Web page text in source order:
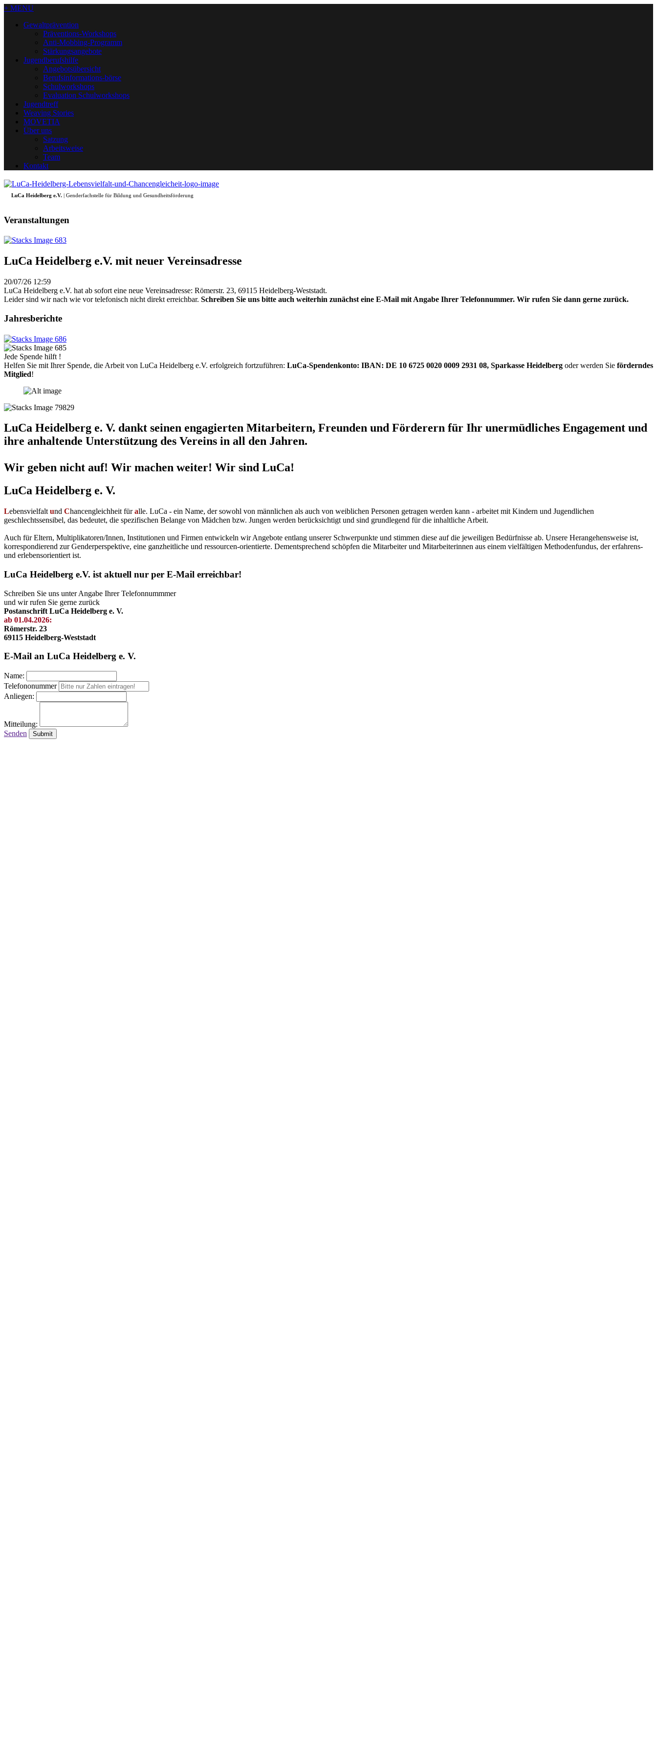
+ MENU
Gewaltprävention
Präventions-Workshops
Anti-Mobbing-Programm
Stärkungsangebote
Jugendberufshilfe
Angebotsübersicht
Berufsinformations-börse
Schulworkshops
Evaluation Schulworkshops
Jugendtreff
Weaving Stories
MOVETIA
Über uns
Satzung
Arbeitsweise
Team
Kontakt
LuCa Heidelberg e.V. | Genderfachstelle für Bildung und Gesundheitsförderung
Veranstaltungen
LuCa Heidelberg e.V. mit neuer Vereinsadresse
20/07/26 12:59
LuCa Heidelberg e.V. hat ab sofort eine neue Vereinsadresse: Römerstr. 23, 69115 Heidelberg-Weststadt.
Leider sind wir nach wie vor telefonisch nicht direkt erreichbar. Schreiben Sie uns bitte auch weiterhin zunächst eine E-Mail mit Angabe Ihrer Telefonnummer. Wir rufen Sie dann gerne zurück.
Jahresberichte
Jede Spende hilft !
Helfen Sie mit Ihrer Spende, die Arbeit von LuCa Heidelberg e.V. erfolgreich fortzuführen: LuCa-Spendenkonto: IBAN: DE 10 6725 0020 0009 2931 08, Sparkasse Heidelberg oder werden Sie förderndes
Mitglied!
LuCa Heidelberg e. V. dankt seinen engagierten Mitarbeitern, Freunden und Förderern für Ihr unermüdliches Engagement und
ihre anhaltende Unterstützung des Vereins in all den Jahren.
Wir geben nicht auf! Wir machen weiter! Wir sind LuCa!
LuCa Heidelberg e. V.
Lebensvielfalt und Chancengleichheit füralle. LuCa - ein Name, der sowohl von männlichen als auch von weiblichen Personen getragen werden kann - arbeitet mit Kindern und Jugendlichen
geschlechtssensibel, das bedeutet, die spezifischen Belange von Mädchen bzw. Jungen werden berücksichtigt und sind grundlegend für die inhaltliche Arbeit.
Auch für Eltern, Multiplikatoren/Innen, Institutionen und Firmen entwickeln wir Angebote entlang unserer Schwerpunkte und stimmen diese auf die jeweiligen Bedürfnisse ab. Unsere Herangehensweise ist,
korrespondierend zur Genderperspektive, eine ganzheitliche und ressourcen-orientierte. Dementsprechend schöpfen die Mitarbeiter und Mitarbeiterinnen aus einem vielfältigen Methodenfundus, der erfahrens-
und erlebensorientiert ist.
LuCa Heidelberg e.V. ist aktuell nur per E-Mail erreichbar!
Schreiben Sie uns unter Angabe Ihrer Telefonnummmer
und wir rufen Sie gerne zurück
Postanschrift LuCa Heidelberg e. V.
ab 01.04.2026:
Römerstr. 23
69115 Heidelberg-Weststadt
E-Mail an LuCa Heidelberg e. V.
Name:
Telefononummer
Anliegen:
Mitteilung:
Senden